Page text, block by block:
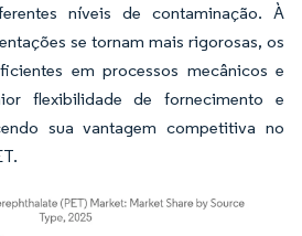
níveis de contaminação. À
se tornam mais rigorosas, os
em processos mecânicos e
flexibilidade de fornecimento e
sua vantagem competitiva no